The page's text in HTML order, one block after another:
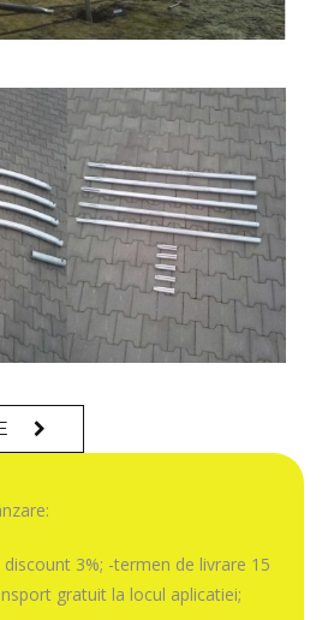
3%; -termen de livrare 15
gratuit la locul aplicatiei;